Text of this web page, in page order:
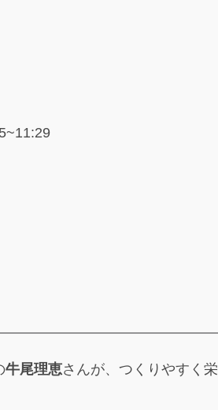
牛尾理恵さんが、つくりやすく栄